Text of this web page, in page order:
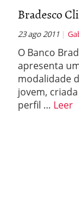
Bradesco
23 ago 2011
O Banco
apresenta
modalidade
jovem,
perfil … Leer